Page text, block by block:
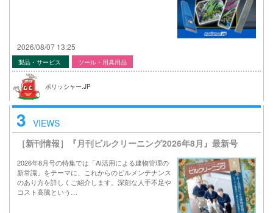
2026/08/07 13:25
製品・サービス ツール・用具用品
ポリッシャー.JP
3 VIEWS
［新刊情報］『月刊ビルクリーニング2026年8月』最新号
2026年8月号の特集では「AI活用による建物管理の
新常識」をテーマに、これからのビルメンテナンス
のあり方を詳しくご紹介します。深刻な人手不足や
コスト高騰という…